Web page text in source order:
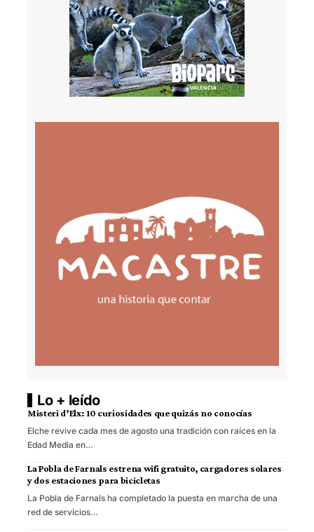
Lo + leído
Misteri d’Elx: 10 curiosidades que quizás no conocías
Elche revive cada mes de agosto una tradición con raíces en la
Edad Media en…
La Pobla de Farnals estrena wifi gratuito, cargadores solares
y dos estaciones para bicicletas
La Pobla de Farnals ha completado la puesta en marcha de una
red de servicios…